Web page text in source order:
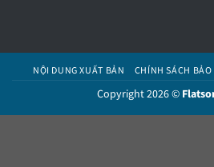
NỘI DUNG XUẤT BẢN CHÍNH SÁCH BẢO
Copyright 2026 ©